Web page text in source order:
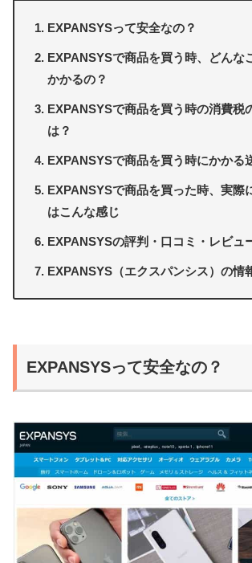
EXPANSYSって安全なの？
EXPANSYSで商品を買う時、どんな
かかるの？
EXPANSYSで商品を買う時の消費税
は？
EXPANSYSで商品を買う時にかかる
EXPANSYSで商品を買った時、実際
はこんな感じ
EXPANSYSの評判・口コミ・レビュ
EXPANSYS（エクスパンシス）の情
EXPANSYSって安全なの？